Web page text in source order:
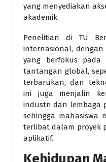
yang menyediakan
akademik.
Penelitian di TU
internasional,
yang berfokus
tantangan global,
terbarukan, dan
ini juga menjalin
industri dan lembaga
sehingga mahasiswa
terlibat dalam proyek
aplikatif.
Kehidupan